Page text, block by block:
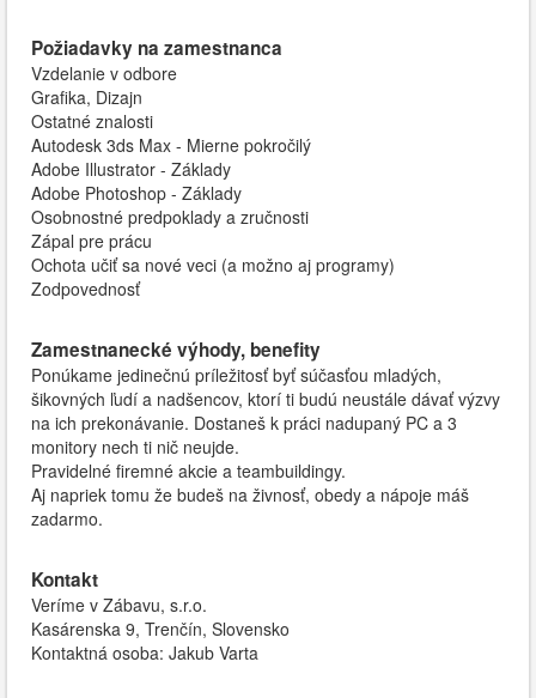
Požiadavky na zamestnanca
Vzdelanie v odbore
Grafika, Dizajn
Ostatné znalosti
Autodesk 3ds Max - Mierne pokročilý
Adobe Illustrator - Základy
Adobe Photoshop - Základy
Osobnostné predpoklady a zručnosti
Zápal pre prácu
Ochota učiť sa nové veci (a možno aj programy)
Zodpovednosť
Zamestnanecké výhody, benefity
Ponúkame jedinečnú príležitosť byť súčasťou mladých,
šikovných ľudí a nadšencov, ktorí ti budú neustále dávať výzvy
na ich prekonávanie. Dostaneš k práci nadupaný PC a 3
monitory nech ti nič neujde.
Pravidelné firemné akcie a teambuildingy.
Aj napriek tomu že budeš na živnosť, obedy a nápoje máš
zadarmo.
Kontakt
Veríme v Zábavu, s.r.o.
Kasárenska 9, Trenčín, Slovensko
Kontaktná osoba: Jakub Varta